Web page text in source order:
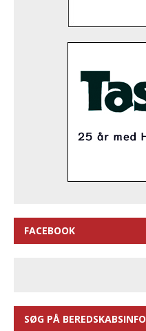
FACEBOOK
SØG PÅ BEREDSKABSINFO